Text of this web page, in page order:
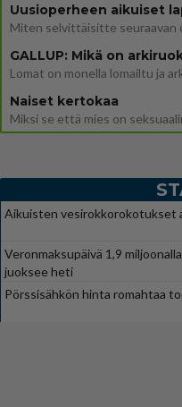
GALLUP: Mikä on
Naiset kertokaa
Aikuisten vesirokkorokotukset
Veronmaksupäivä 1,9
juoksee heti
Pörssisähkön hinta romahtaa